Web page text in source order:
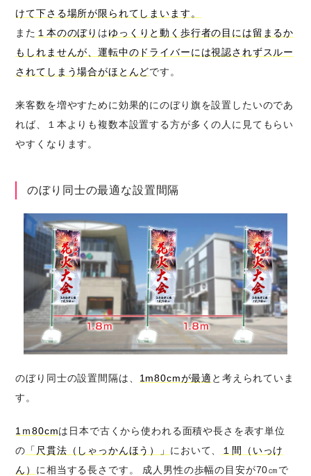
けて下さる場所が限られてしまいます。
また １本ののぼり はゆっくりと動く歩行者の目には留まるか
もしれませんが、運転中のドライバーには視認されずスルー
されてしまう場合がほとんどです。
来客数を増やすために効果的にのぼり旗を設置したいのであ
れば、１本よりも複数本設置する方が多くの人に見てもらい
やすくなります。
のぼり同士の最適な設置間隔
のぼり同士の設置間隔は、 1m80cmが最適 と考えられていま
す。
1ｍ80cmは日本で古くから使われる面積や長さを表す単位
の 「尺貫法（しゃっかんほう）」 において、
１間（いっけ
ん） に相当する長さです。 成人男性の歩幅の目安が70㎝で